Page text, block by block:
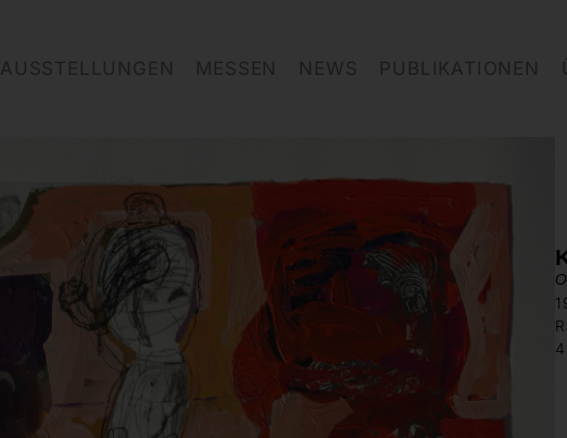
AUSSTELLUNGEN MESSEN NEWS PUBLIKATIONEN